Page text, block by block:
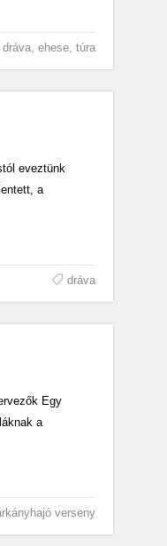
dráva, ehese, túra
eveztünk
a
dráva
Egy
a
verseny